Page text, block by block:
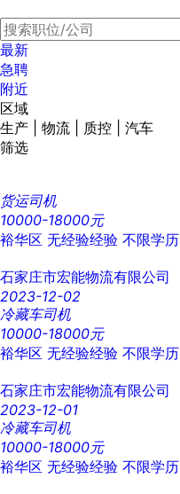
最新
急聘
附近
区域
生产 | 物流 | 质控 | 汽车
筛选
货运司机
10000-18000元
裕华区 无经验经验 不限学历
石家庄市宏能物流有限公司
2023-12-02
冷藏车司机
10000-18000元
裕华区 无经验经验 不限学历
石家庄市宏能物流有限公司
2023-12-01
冷藏车司机
10000-18000元
裕华区 无经验经验 不限学历